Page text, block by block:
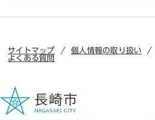
サイトマップ 個人情報の取り扱い
よくある質問